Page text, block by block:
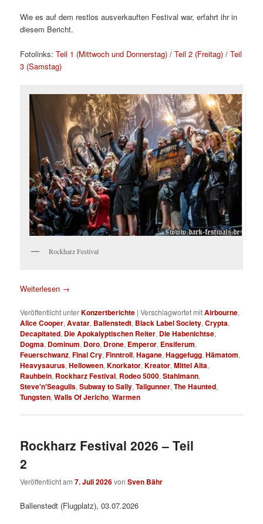
Wie es auf dem restlos ausverkauften Festival war, erfahrt ihr in
diesem Bericht.
Fotolinks:Teil 1 (Mittwoch und Donnerstag) /Teil 2 (Freitag) /Teil
3 (Samstag)
Rockharz Festival
Weiterlesen →
Veröffentlicht unterKonzertberichte |Verschlagwortet mitAirbourne,
Alice Cooper,Avatar, Ballenstedt, Black Label Society,Crypta,
Decapitated, Die Apokalyptischen Reiter, Die Habenichtse,
Dogma, Dominum, Doro, Drone, Emperor, Ensiferum,
Feuerschwanz,Final Cry,Finntroll,Hagane,Haggefugg,Hämatom,
Heavysaurus,Helloween,Knorkator,Kreator,Mittel Alta,
Rauhbein, Rockharz Festival, Rodeo 5000,Stahlmann,
Steve'n'Seagulls,Subway to Sally,Tailgunner,The Haunted,
Tungsten,Walls Of Jericho,Warmen
Rockharz Festival 2026 – Teil
2
Veröffentlicht am7. Juli 2026vonSven Bähr
Ballenstedt (Flugplatz), 03.07.2026